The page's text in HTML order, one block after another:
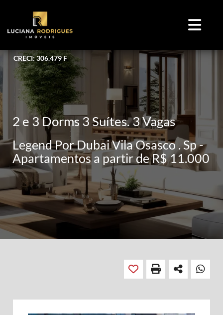
CRECI: 306.479 F
2 e 3 Dorms 3 Suítes. 3 Vagas
Legend Por Dubai Vila Osasco . Sp -
Apartamentos a partir de R$ 11.000